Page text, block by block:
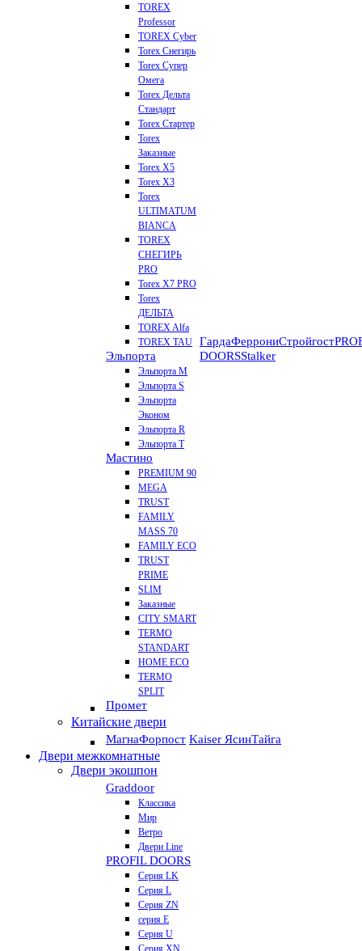
TOREX
Professor
TOREX Cyber
Torex Снегирь
Torex Супер
Омега
Torex Дельта
Стандарт
Torex Стартер
Torex
Заказные
Torex Х5
Torex Х3
Torex
ULTIMATUM
BIANCA
TOREX
СНЕГИРЬ
PRO
Torex X7 PRO
Torex
ДЕЛЬТА
TOREX Alfa
TOREX TAU
Эльпорта
Эльпорта M
Эльпорта S
Эльпорта
Эконом
Эльпорта R
Эльпорта Т
Мастино
PREMIUM 90
MEGA
TRUST
FAMILY
MASS 70
FAMILY ECO
TRUST
PRIME
SLIM
Заказные
CITY SMART
TERMO
STANDART
HOME ECO
ТЕRМО
SPLIT
Промет
ГардаФеррониСтройгост
DOORSStalker
Китайские двери
МагнаФорпост Kaiser ЯсинТайга
Двери межкомнатные
Двери экошпон
Graddoor
Классика
Мир
Ветро
Двери Line
PROFIL DOORS
Серия LK
Серия L
Серия ZN
серия E
Серия U
Серия XN